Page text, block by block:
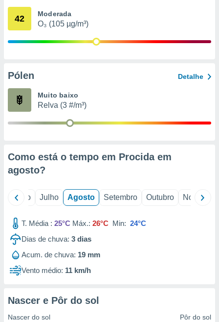
através
estudos
1199
42 Moderada
O₃ (105 µg/m³)
Pólen Detalhe
Muito baixo
Relva (3 #/m³)
Como está o tempo em Procida em
agosto?
Junho Julho Agosto Setembro Outubro Novembro
T. Média : 25°C Máx.: 26°C Min: 24°C
Dias de chuva: 3 dias
Acum. de chuva: 19 mm
Vento médio: 11 km/h
Nascer e Pôr do sol
Nascer do sol Pôr do sol